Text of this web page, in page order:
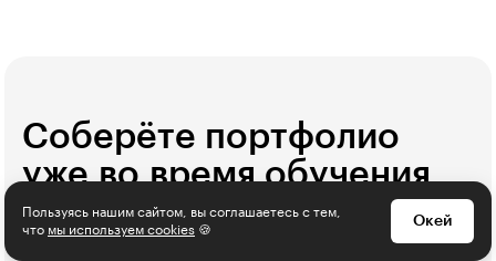
Соберёте портфолио
уже во время обучения
Пользуясь нашим сайтом, вы соглашаетесь с тем,
что мы используем cookies 🍪
Окей